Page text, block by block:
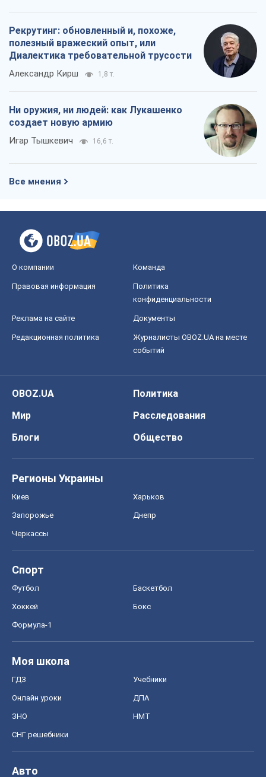
Рекрутинг: обновленный и, похоже,
полезный вражеский опыт, или
Диалектика требовательной трусости
Александр Кирш 1,8 т.
Ни оружия, ни людей: как Лукашенко
создает новую армию
Игар Тышкевич 16,6 т.
Все мнения
О компании Команда
Правовая информация
Политика
конфиденциальности
Реклама на сайте Документы
Редакционная политика
Журналисты OBOZ.UA на месте
событий
OBOZ.UA
Политика
Мир
Расследования
Блоги
Общество
Регионы Украины
Киев Харьков
Запорожье Днепр
Черкассы
Спорт
Футбол Баскетбол
Хоккей Бокс
Формула-1
Моя школа
ГДЗ Учебники
Онлайн уроки ДПА
ЗНО НМТ
СНГ решебники
Авто